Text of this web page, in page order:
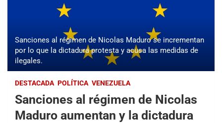
Sanciones al régimen de Nicolas Maduro se incrementan
por lo que la dictadura protesta y acusa las medidas de
ilegales.
DESTACADA POLÍTICA VENEZUELA
Sanciones al régimen de Nicolas
Maduro aumentan y la dictadura